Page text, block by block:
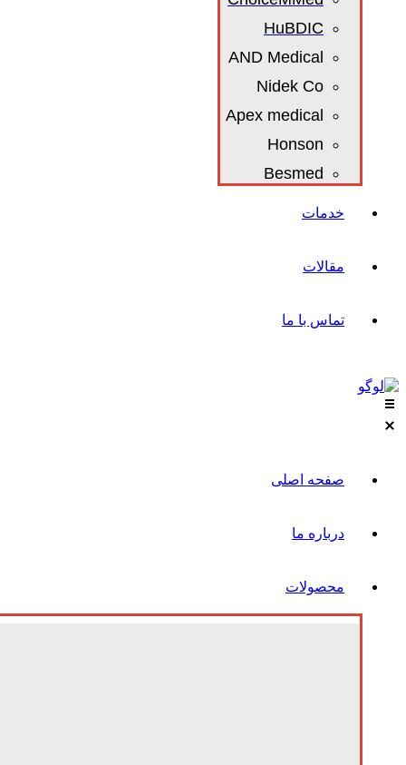
HuBDIC
AND Medical
Nidek Co
Apex medical
Honson
Besmed
خدمات
مقالات
تماس با ما
صفحه اصلی
درباره ما
محصولات